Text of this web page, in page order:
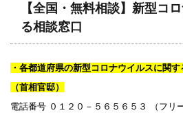
【全国・無料相談】新型コ
る相談窓口
・各都道府県の新型コロナウイルスに関
（首相官邸）
電話番号 ０１２０－５６５６５３ （フリ